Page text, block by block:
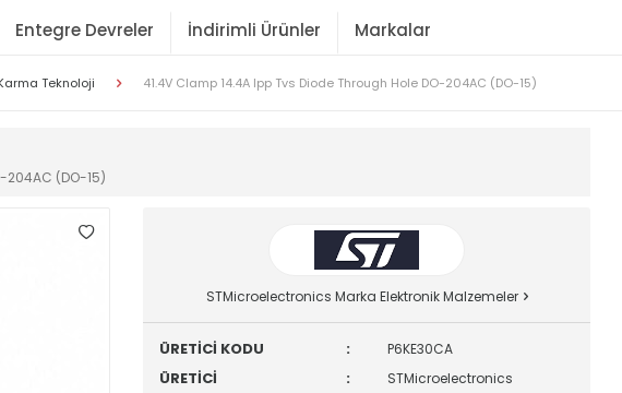
Entegre Devreler İndirimli Ürünler Markalar
Teknoloji 41.4V Clamp 14.4A Ipp Tvs Diode Through Hole DO-204AC (DO-15)
204AC (DO-15)
STMicroelectronics Marka Elektronik Malzemeler
ÜRETİCİ KODU : P6KE30CA
ÜRETİCİ : STMicroelectronics